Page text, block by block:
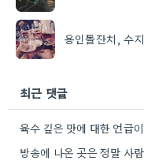
용인돌잔치, 수
최근 댓글